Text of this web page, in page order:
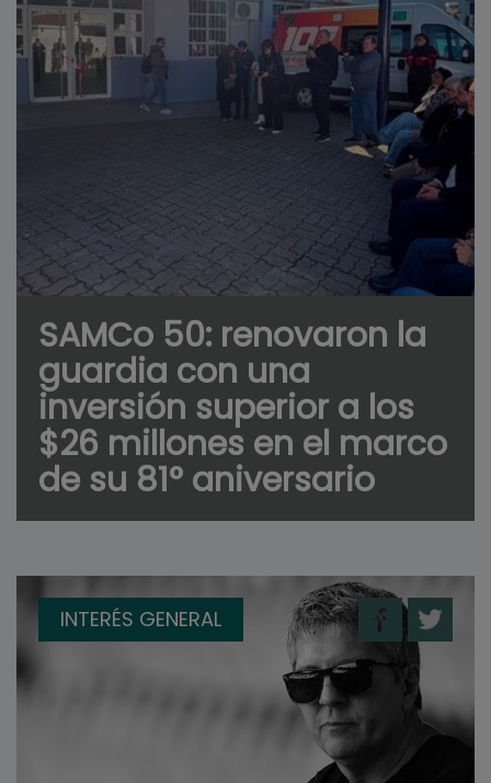
SAMCo 50: renovaron la
guardia con una
inversión superior a los
$26 millones en el marco
de su 81° aniversario
INTERÉS GENERAL